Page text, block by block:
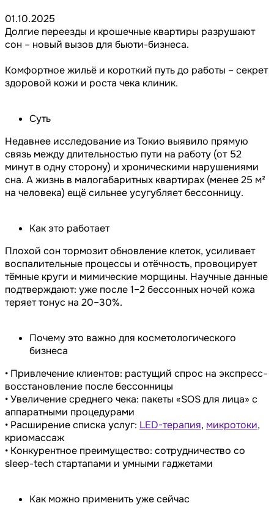
01.10.2025
Долгие переезды и крошечные квартиры разрушают
сон – новый вызов для бьюти-бизнеса.
Комфортное жильё и короткий путь до работы – секрет
здоровой кожи и роста чека клиник.
Суть
Недавнее исследование из Токио выявило прямую
связь между длительностью пути на работу (от 52
минут в одну сторону) и хроническими нарушениями
сна. А жизнь в малогабаритных квартирах (менее 25 м²
на человека) ещё сильнее усугубляет бессонницу.
Как это работает
Плохой сон тормозит обновление клеток, усиливает
воспалительные процессы и отёчность, провоцирует
тёмные круги и мимические морщины. Научные данные
подтверждают: уже после 1–2 бессонных ночей кожа
теряет тонус на 20–30%.
Почему это важно для косметологического
бизнеса
• Привлечение клиентов: растущий спрос на экспресс-
восстановление после бессонницы
• Увеличение среднего чека: пакеты «SOS для лица» с
аппаратными процедурами
• Расширение списка услуг: LED-терапия, микротоки,
криомассаж
• Конкурентное преимущество: сотрудничество со
sleep-tech стартапами и умными гаджетами
Как можно применить уже сейчас